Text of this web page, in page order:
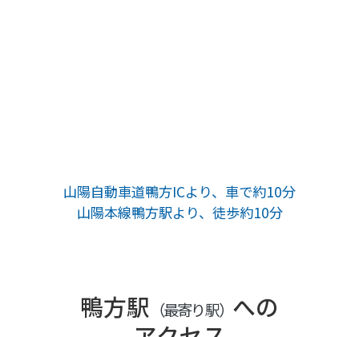
山陽自動車道鴨方ICより、車で約10分
山陽本線鴨方駅より、徒歩約10分
鴨方駅 （最寄り駅） への